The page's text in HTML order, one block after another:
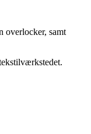
overlocker, samt